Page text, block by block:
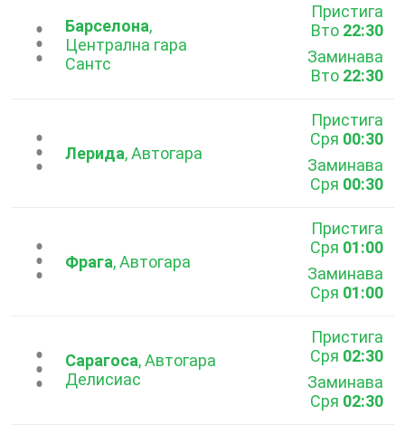
...Барселона,
Централна гара
Сантс
Пристига
Вто 22:30
Заминава
Вто 22:30
...Лерида, Автогара
Пристига
Сря 00:30
Заминава
Сря 00:30
...Фрага, Автогара
Пристига
Сря 01:00
Заминава
Сря 01:00
...Сарагоса, Автогара
Делисиас
Пристига
Сря 02:30
Заминава
Сря 02:30